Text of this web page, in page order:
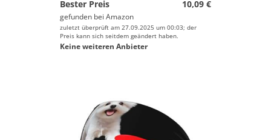
Bester Preis
10,09 €
gefunden bei Amazon
zuletzt überprüft am 27.09.2025 um 00:03; der
Preis kann sich seitdem geändert haben.
Keine weiteren Anbieter